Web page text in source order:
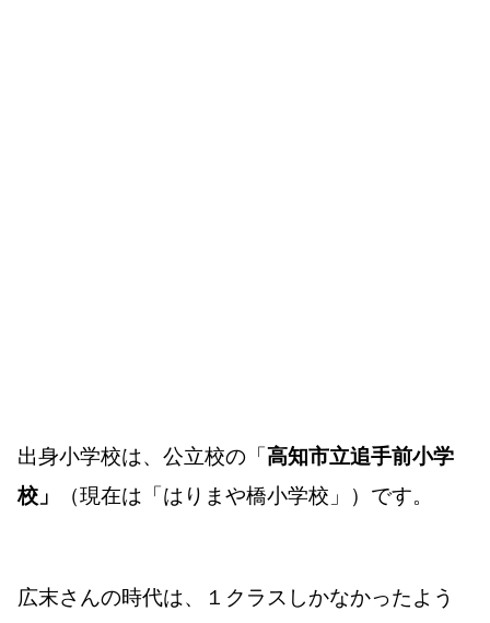
出身小学校は、公立校の「 高知市立追手前小学
校」
（現在は「はりまや橋小学校」）です。
広末さんの時代は、１クラスしかなかったよう